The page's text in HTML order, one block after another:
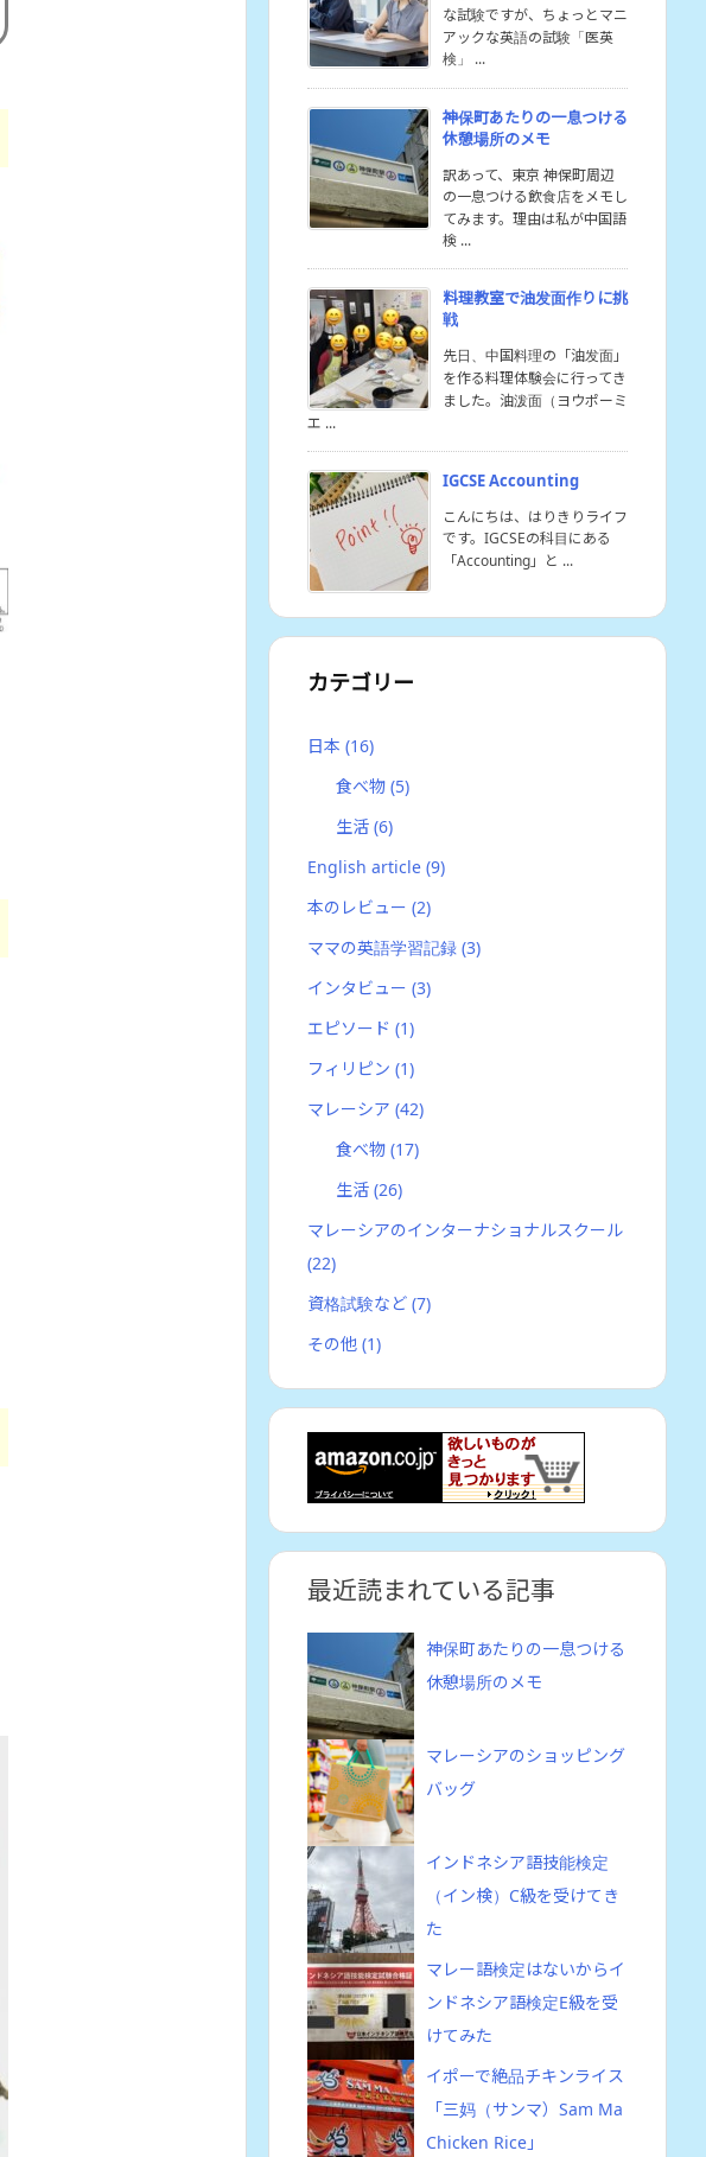
な試験ですが、ちょっとマニ
アックな英語の試験「医英
検」 ...
神保町あたりの一息つける
休憩場所のメモ
訳あって、東京 神保町周辺
の一息つける飲食店をメモし
てみます。理由は私が中国語
検 ...
料理教室で油发面作りに挑
戦
先日、中国料理の「油发面」
を作る料理体験会に行ってき
ました。油泼面（ヨウポーミ
エ ...
IGCSE Accounting
こんにちは、はりきりライフ
です。IGCSEの科目にある
「Accounting」と ...
カテゴリー
日本 (16)
食べ物(5)
生活(6)
English article (9)
本のレビュー (2)
ママの英語学習記録 (3)
インタビュー (3)
エピソード (1)
フィリピン (1)
マレーシア (42)
食べ物(17)
生活(26)
マレーシアのインターナショナルスクール
(22)
資格試験など (7)
その他 (1)
最近読まれている記事
神保町あたりの一息つける
休憩場所のメモ
マレーシアのショッピング
バッグ
インドネシア語技能検定
（イン検）C級を受けてき
た
マレー語検定はないからイ
ンドネシア語検定E級を受
けてみた
イポーで絶品チキンライス
「三妈（サンマ）Sam Ma
Chicken Rice」